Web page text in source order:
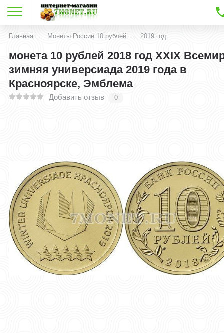
Главная Монеты России 10 рублей 2019 год
монета 10 рублей 2018 год XXIX
зимняя универсиада 2019 года в
Красноярске, Эмблема
Добавить отзыв 0